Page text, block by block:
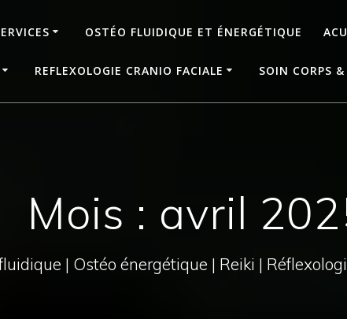
OSTÉO FLUIDIQUE ET ÉNERGÉTIQUE
REFLEXOLOGIE CRANIO FACIALE SOIN CORPS
Mois : avril
| Ostéo énergétique | Reiki |